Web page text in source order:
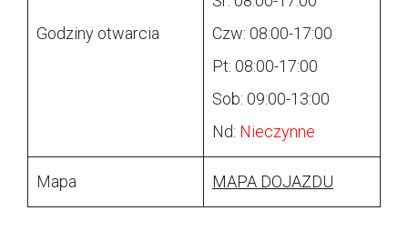
Godziny otwarcia
Czw: 08:00-17:00
Pt: 08:00-17:00
Sob: 09:00-13:00
Nd: Nieczynne
Mapa MAPA DOJAZDU